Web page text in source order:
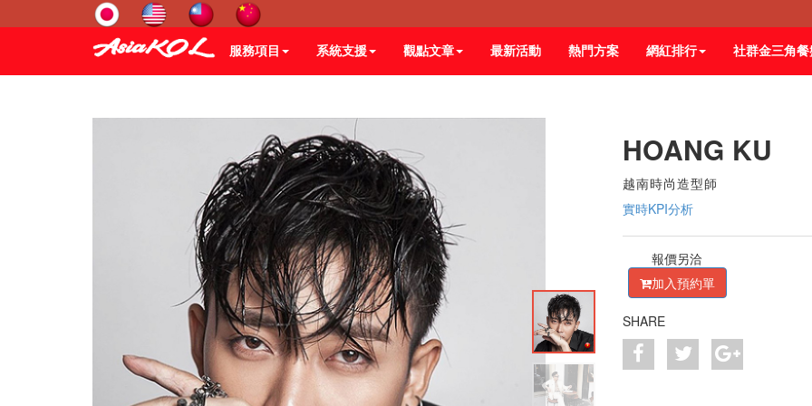
服務項目 系統支援 觀點文章 最新活動 熱門方案 網紅排行 社群金三角
HOANG KU
越南時尚造型師
實時KPI分析
報價另洽
加入預約單
SHARE